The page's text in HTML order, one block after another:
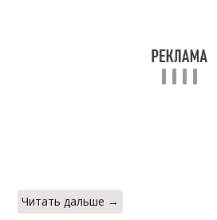
Читать дальше →